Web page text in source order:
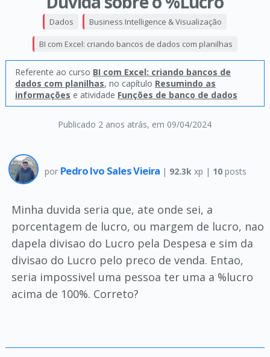
Publicado 2 anos atrás, em 09/04/2024
Dados Business Intelligence & Visualização
BI com Excel: criando bancos de dados com planilhas
Referente ao curso BI com Excel: criando bancos de
dados com planilhas, no capítulo Resumindo as
informações e atividade Funções de banco de dados
por Pedro Ivo Sales Vieira | 92.3k xp | 10 posts
Minha duvida seria que, ate onde sei, a
porcentagem de lucro, ou margem de lucro, nao
dapela divisao do Lucro pela Despesa e sim da
divisao do Lucro pelo preco de venda. Entao,
seria impossivel uma pessoa ter uma a %lucro
acima de 100%. Correto?